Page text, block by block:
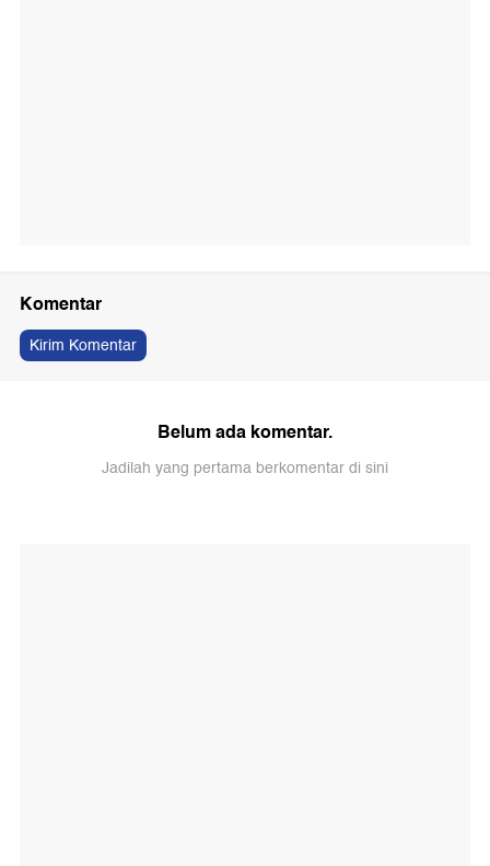
Komentar
Kirim Komentar
Belum ada komentar.
Jadilah yang pertama berkomentar di sini